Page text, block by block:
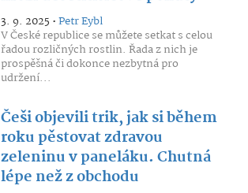
3. 9. 2025 •Petr Eybl
V České republice se můžete setkat s celou
řadou rozličných rostlin. Řada z nich je
prospěšná či dokonce nezbytná pro
udržení...
Češi objevili trik, jak si během
roku pěstovat zdravou
zeleninu v paneláku. Chutná
lépe než z obchodu